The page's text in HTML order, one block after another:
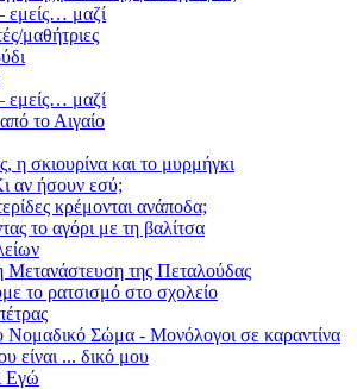
εμείς… μαζί
μαθήτριες
εμείς… μαζί
το Αιγαίο
η σκιουρίνα και το μυρμήγκι
αν ήσουν εσύ;
κρέμονται ανάποδα;
το αγόρι με τη βαλίτσα
της Πεταλούδας
το ρατσισμό στο σχολείο
Νομαδικό Σώμα - Μονόλογοι σε καραντίνα
είναι ... δικό μου
Εγώ